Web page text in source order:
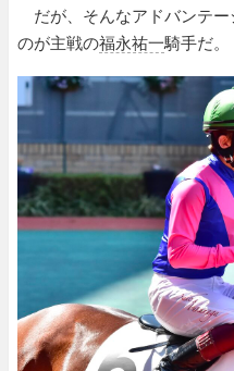
だが、そんなアドバンテー
のが主戦の福永祐一騎手だ。